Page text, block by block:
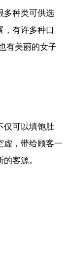
多种类可供选
，有许多种口
有美丽的女子
仅可以填饱肚
虚，带给顾客一
客源。